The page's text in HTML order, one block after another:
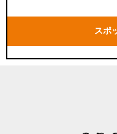
スポ